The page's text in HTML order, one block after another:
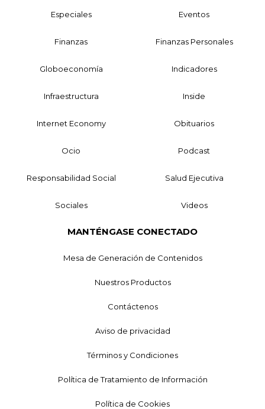
Especiales Eventos
Finanzas Finanzas Personales
Globoeconomía Indicadores
Infraestructura Inside
Internet Economy Obituarios
Ocio Podcast
Responsabilidad Social Salud Ejecutiva
Sociales Videos
MANTÉNGASE CONECTADO
Mesa de Generación de Contenidos
Nuestros Productos
Contáctenos
Aviso de privacidad
Términos y Condiciones
Política de Tratamiento de Información
Política de Cookies